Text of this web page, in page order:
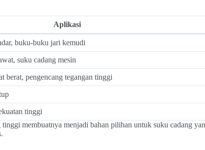
Aplikasi
buku-buku jari kemudi
suku cadang mesin
berat, pengencang tegangan tinggi
tinggi
membuatnya menjadi bahan pilihan untuk suku cadang